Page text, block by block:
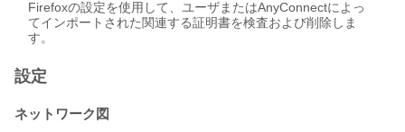
Firefoxの設定を使用して、ユーザまたはAnyConnectによっ
てインポートされた関連する証明書を検査および削除しま
す。
設定
ネットワーク図